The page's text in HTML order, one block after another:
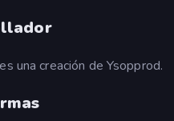
una creación de Ysopprod.